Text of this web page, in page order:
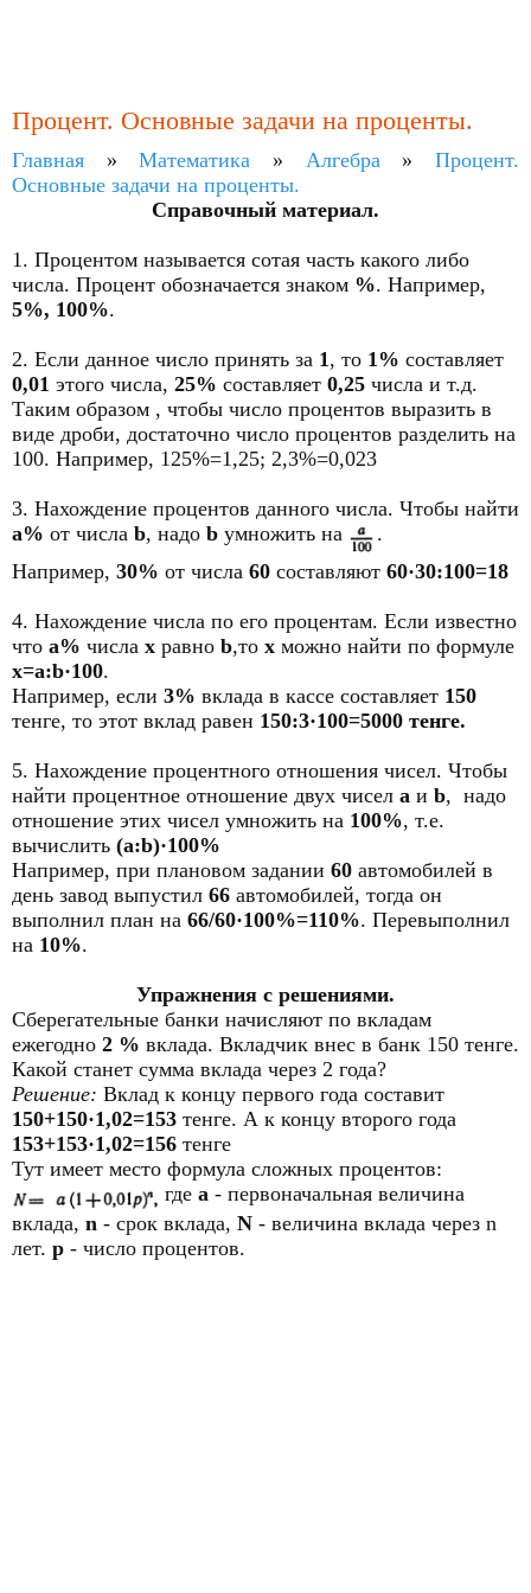
Процент. Основные задачи на проценты.
Главная »Математика » Алгебра»Процент.
Основные задачи на проценты.
Справочный материал.
1. Процентом называется сотая часть какого либо
числа. Процент обозначается знаком %. Например,
5%, 100%.
2. Если данное число принять за 1, то 1% составляет
0,01 этого числа, 25% составляет 0,25 числа и т.д.
Таким образом , чтобы число процентов выразить в
виде дроби, достаточно число процентов разделить на
100. Например, 125%=1,25; 2,3%=0,023
3. Нахождение процентов данного числа. Чтобы найти
a% от числа b, надо b умножить на
.
Например, 30% от числа 60 составляют 60·30:100=18
4. Нахождение числа по его процентам. Если известно
что a% числа x равно b,то x можно найти по формуле
x=a:b·100.
Например, если 3% вклада в кассе составляет 150
тенге, то этот вклад равен 150:3·100=5000 тенге.
5. Нахождение процентного отношения чисел. Чтобы
найти процентное отношение двух чисел a и b, надо
отношение этих чисел умножить на 100%, т.е.
вычислить (a:b)·100%
Например, при плановом задании 60 автомобилей в
день завод выпустил 66 автомобилей, тогда он
выполнил план на 66/60·100%=110%. Перевыполнил
на 10%.
Упражнения с решениями.
Сберегательные банки начисляют по вкладам
ежегодно 2 % вклада. Вкладчик внес в банк 150 тенге.
Какой станет сумма вклада через 2 года?
Решение: Вклад к концу первого года составит
150+150·1,02=153 тенге. А к концу второго года
153+153·1,02=156 тенге
Тут имеет место формула сложных процентов:
где а - первоначальная величина
вклада, n - срок вклада, N - величина вклада через n
лет. p - число процентов.